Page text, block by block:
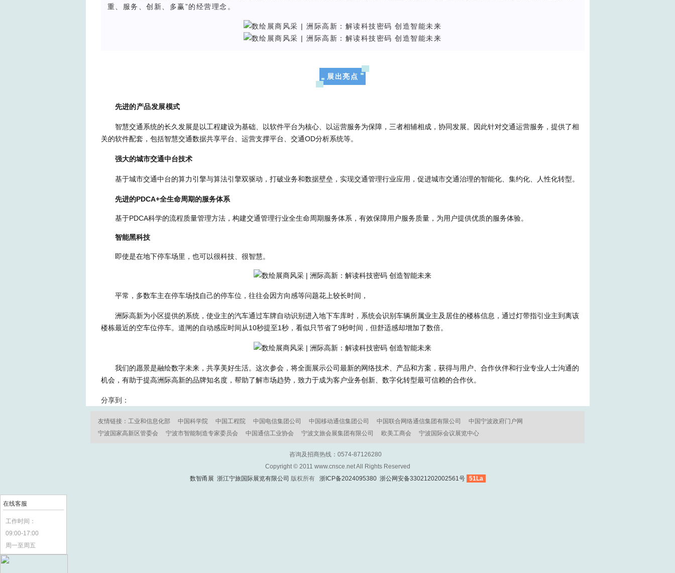
重、服务、创新、多赢”的经营理念。
展出亮点
先进的产品发展模式
智慧交通系统的长久发展是以工程建设为基础、以软件平台为核心、以运营服务为保障，三者相辅相成，协同发展。因此针对交通运营服务，提供了相
关的软件配套，包括智慧交通数据共享平台、运营支撑平台、交通OD分析系统等。
强大的城市交通中台技术
基于城市交通中台的算力引擎与算法引擎双驱动，打破业务和数据壁垒，实现交通管理行业应用，促进城市交通治理的智能化、集约化、人性化转型。
先进的PDCA+全生命周期的服务体系
基于PDCA科学的流程质量管理方法，构建交通管理行业全生命周期服务体系，有效保障用户服务质量，为用户提供优质的服务体验。
智能黑科技
即使是在地下停车场里，也可以很科技、很智慧。
平常，多数车主在停车场找自己的停车位，往往会因方向感等问题花上较长时间，
洲际高新为小区提供的系统，使业主的汽车通过车牌自动识别进入地下车库时，系统会识别车辆所属业主及居住的楼栋信息，通过灯带指引业主到离该
楼栋最近的空车位停车。道闸的自动感应时间从10秒提至1秒，看似只节省了9秒时间，但舒适感却增加了数倍。
我们的愿景是融绘数字未来，共享美好生活。这次参会，将全面展示公司最新的网络技术、产品和方案，获得与用户、合作伙伴和行业专业人士沟通的
机会，有助于提高洲际高新的品牌知名度，帮助了解市场趋势，致力于成为客户业务创新、数字化转型最可信赖的合作伙。
分享到：
友情链接： 工业和信息化部 中国科学院 中国工程院 中国电信集团公司 中国移动通信集团公司 中国联合网络通信集团有限公司
中国宁波政府门户网
宁波国家高新区管委会
宁波市智能制造专家委员会 中国通信工业协会 宁波文旅会展集团有限公司 欧美工商会 宁波国际会议展览中心
咨询及招商热线：0574-87126280
Copyright © 2011 www.cnsce.net All Rights Reserved
数智甬展 浙江宁旅国际展览有限公司 版权所有 浙ICP备2024095380 浙公网安备33021202002561号 51La
在线客服
工作时间：
09:00-17:00
周一至周五